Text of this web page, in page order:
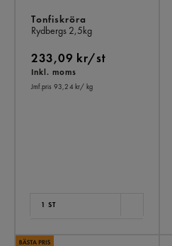
Tonfiskröra
Rydbergs 2,5kg
233,09 kr/st
Inkl. moms
Jmf.pris 93,24 kr/ kg
1 ST